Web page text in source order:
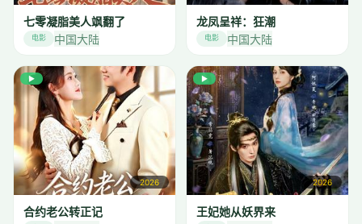
七零凝脂美人飒翻了
电影 中国大陆
龙凤呈祥：狂潮
电影 中国大陆
2026
▶
合约老公转正记
2026
▶
王妃她从妖界来